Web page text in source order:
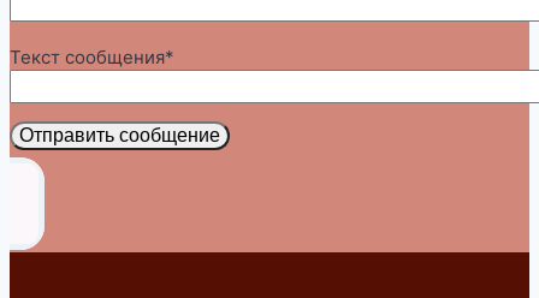
Текст сообщения*
Отправить сообщение